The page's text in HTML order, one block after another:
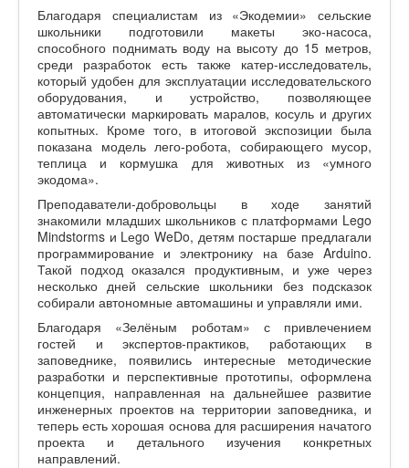
Благодаря специалистам из «Экодемии» сельские
школьники подготовили макеты эко-насоса,
способного поднимать воду на высоту до 15 метров,
среди разработок есть также катер-исследователь,
который удобен для эксплуатации исследовательского
оборудования, и устройство, позволяющее
автоматически маркировать маралов, косуль и других
копытных. Кроме того, в итоговой экспозиции была
показана модель лего-робота, собирающего мусор,
теплица и кормушка для животных из «умного
экодома».
Преподаватели-добровольцы в ходе занятий
знакомили младших школьников с платформами Lego
Mindstorms и Lеgo WeDo, детям постарше предлагали
программирование и электронику на базе Arduino.
Такой подход оказался продуктивным, и уже через
несколько дней сельские школьники без подсказок
собирали автономные автомашины и управляли ими.
Благодаря «Зелёным роботам» с привлечением
гостей и экспертов-практиков, работающих в
заповеднике, появились интересные методические
разработки и перспективные прототипы, оформлена
концепция, направленная на дальнейшее развитие
инженерных проектов на территории заповедника, и
теперь есть хорошая основа для расширения начатого
проекта и детального изучения конкретных
направлений.